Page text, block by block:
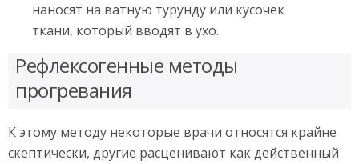
наносят на ватную турунду или кусочек
ткани, который вводят в ухо.
Рефлексогенные методы
прогревания
К этому методу некоторые врачи относятся крайне
скептически, другие расценивают как действенный